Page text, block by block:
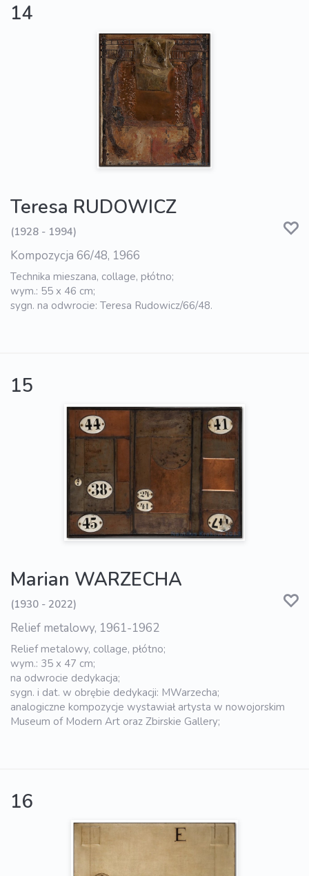
14
Teresa RUDOWICZ
(1928 - 1994)
Kompozycja 66/48, 1966
Technika mieszana, collage, płótno;
wym.: 55 x 46 cm;
sygn. na odwrocie: Teresa Rudowicz/66/48.
15
Marian WARZECHA
(1930 - 2022)
Relief metalowy, 1961-1962
Relief metalowy, collage, płótno;
wym.: 35 x 47 cm;
na odwrocie dedykacja;
sygn. i dat. w obrębie dedykacji: MWarzecha;
analogiczne kompozycje wystawiał artysta w nowojorskim
Museum of Modern Art oraz Zbirskie Gallery;
16